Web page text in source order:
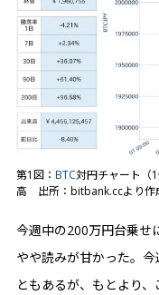
第1図： BTC対円チャート（
高 出所：bitbank.ccより作
今週中の200万円台乗せ
やや読みが甘かった。
ともあるが、もとより